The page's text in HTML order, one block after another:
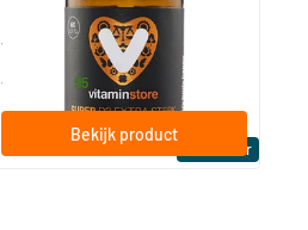
Bestseller
60/​120 softgels
Vitaminstore
vanaf 95
Bekijk product